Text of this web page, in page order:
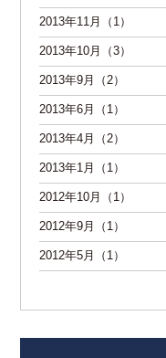
2013年11月（1）
2013年10月（3）
2013年9月（2）
2013年6月（1）
2013年4月（2）
2013年1月（1）
2012年10月（1）
2012年9月（1）
2012年5月（1）